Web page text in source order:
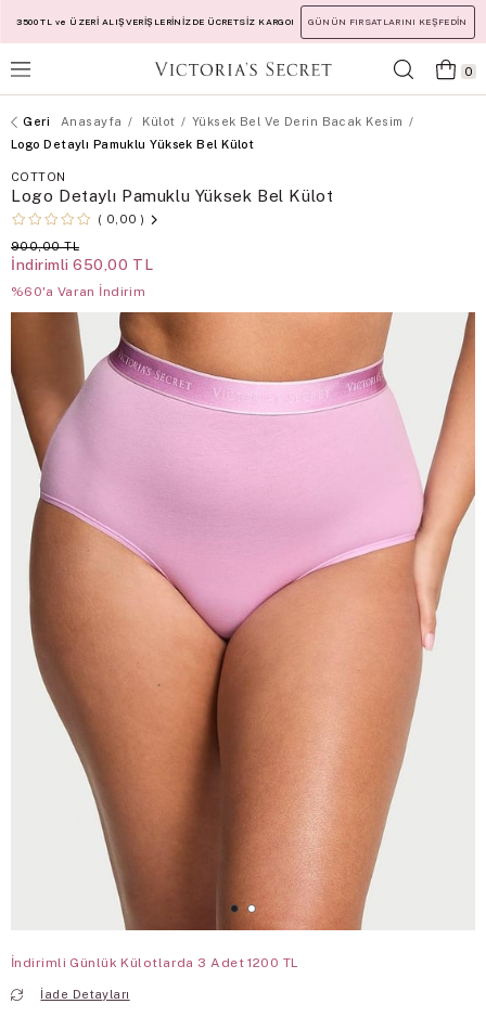
3500 TL ve ÜZERİ ALIŞVERİŞLERİNİZDE ÜCRETSİZ KARGO! GÜNÜN FIRSATLARINI KEŞFEDİN
0
Anasayfa Külot
Yüksek Bel Ve Derin Bacak Kesim
Logo Detaylı Pamuklu Yüksek Bel Külot
COTTON
Logo Detaylı Pamuklu Yüksek Bel Külot
0,00
900,00 TL
İndirimli 650,00 TL
%60'a Varan İndirim
İndirimli Günlük Külotlarda 3 Adet 1200 TL
İade Detayları